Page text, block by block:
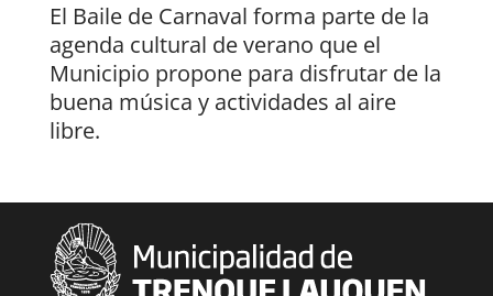
El Baile de Carnaval forma parte de la
agenda cultural de verano que el
Municipio propone para disfrutar de la
buena música y actividades al aire
libre.